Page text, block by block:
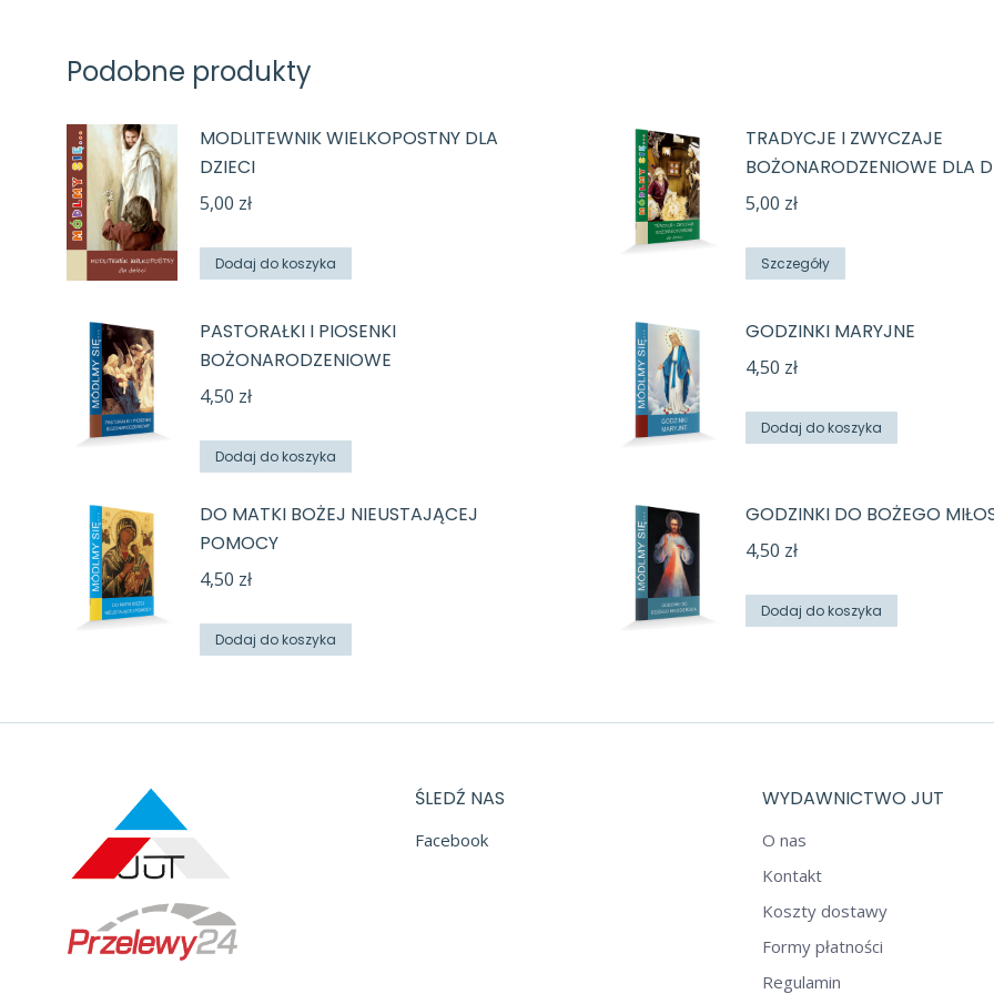
Podobne produkty
MODLITEWNIK WIELKOPOSTNY DLA
DZIECI
5,00 zł
Dodaj do koszyka
TRADYCJE I ZWYCZAJE
BOŻONARODZENIOWE DLA
5,00 zł
Szczegóły
PASTORAŁKI I PIOSENKI
BOŻONARODZENIOWE
4,50 zł
Dodaj do koszyka
GODZINKI MARYJNE
4,50 zł
Dodaj do koszyka
DO MATKI BOŻEJ NIEUSTAJĄCEJ
POMOCY
4,50 zł
Dodaj do koszyka
GODZINKI DO BOŻEGO
4,50 zł
Dodaj do koszyka
ŚLEDŹ NAS
Facebook
WYDAWNICTWO JUT
O nas
Kontakt
Koszty dostawy
Formy płatności
Regulamin